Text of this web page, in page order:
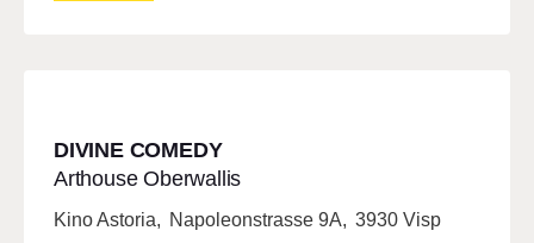
DIVINE COMEDY
Arthouse Oberwallis
Kino Astoria, Napoleonstrasse 9A, 3930 Visp